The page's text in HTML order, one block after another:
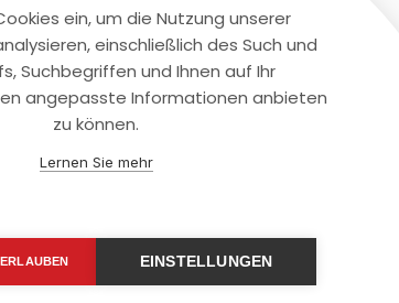
uns
+(49)2131/708-4280
ein, um die Nutzung unserer
einschließlich des Such und
Suchbegriffen und Ihnen auf Ihr
angepasste Informationen anbieten
zu können.
Lernen Sie mehr
EINSTELLUNGEN